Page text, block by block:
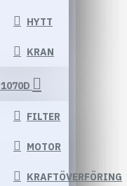
HYTT
KRAN
1070D
FILTER
MOTOR
KRAFTÖVERFÖRING